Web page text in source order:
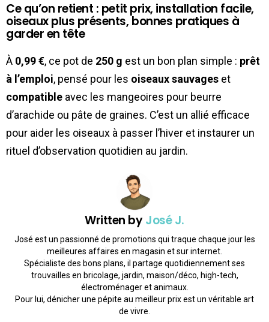
Ce qu’on retient : petit prix, installation facile,
oiseaux plus présents, bonnes pratiques à
garder en tête
À 0,99 €, ce pot de 250 g est un bon plan simple : prêt
à l’emploi, pensé pour les oiseaux sauvages et
compatible avec les mangeoires pour beurre
d’arachide ou pâte de graines. C’est un allié efficace
pour aider les oiseaux à passer l’hiver et instaurer un
rituel d’observation quotidien au jardin.
Written byJosé J.
José est un passionné de promotions qui traque chaque jour les
meilleures affaires en magasin et sur internet.
Spécialiste des bons plans, il partage quotidiennement ses
trouvailles en bricolage, jardin, maison/déco, high-tech,
électroménager et animaux.
Pour lui, dénicher une pépite au meilleur prix est un véritable art
de vivre.